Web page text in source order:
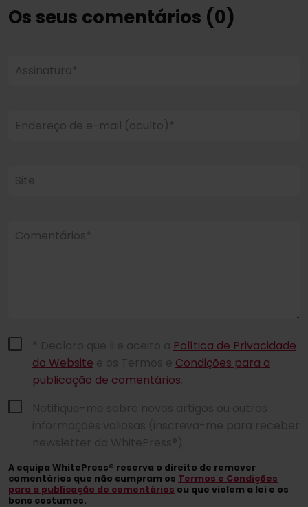
Os seus comentários (0)
Assinatura*
Endereço de e-mail (oculto)*
Site
Comentários*
* Declaro que li e aceito a Política de Privacidade
do Website e os Termos e Condições para a
publicação de comentários
Notifique-me sobre novos artigos ou outras
informações valiosas (inscreva-me para receber
newsletter da WhitePress®)
A equipa WhitePress® reserva o direito de remover
comentários que não cumpram os Termos e Condições
para a publicação de comentários ou que violem a lei e os
bons costumes.